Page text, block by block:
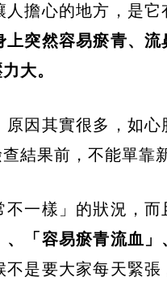
擔心的地方，是
突然容易瘀青、
大。
因其實很多，如
結果前，不能單靠
一樣」的狀況，
、「容易瘀青流血
不是要大家每天緊